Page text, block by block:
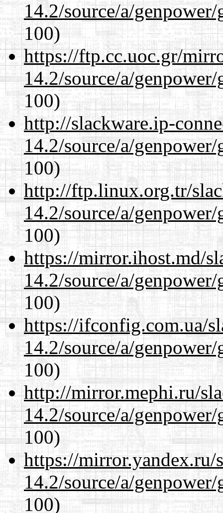
14.2/source/a/
100)
https://ftp.cc.uoc.gr/
14.2/source/a/
100)
http://slackware.ip-
14.2/source/a/
100)
http://ftp.linux.org.tr/
14.2/source/a/
100)
https://mirror.ihost.md/
14.2/source/a/
100)
https://ifconfig.com.ua/
14.2/source/a/
100)
http://mirror.mephi.ru/
14.2/source/a/
100)
https://mirror.yandex.ru/
14.2/source/a/
100)